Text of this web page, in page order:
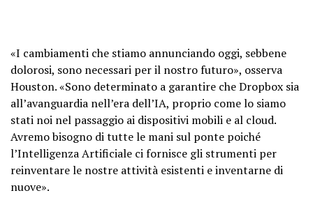
«I cambiamenti che stiamo annunciando oggi, sebbene
dolorosi, sono necessari per il nostro futuro», osserva
Houston. «Sono determinato a garantire che Dropbox sia
all’avanguardia nell’era dell’IA, proprio come lo siamo
stati noi nel passaggio ai dispositivi mobili e al cloud.
Avremo bisogno di tutte le mani sul ponte poiché
l’Intelligenza Artificiale ci fornisce gli strumenti per
reinventare le nostre attività esistenti e inventarne di
nuove».